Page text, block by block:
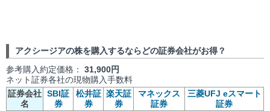
アクシージアの株を購入するならどの証券会社がお得？
参考購入約定価格： 31,900円
ネット証券各社の現物購入手数料
証券会社
名
SBI証
券
松井証
券
楽天証
券
マネックス
証券
三菱UFJ eスマート
証券